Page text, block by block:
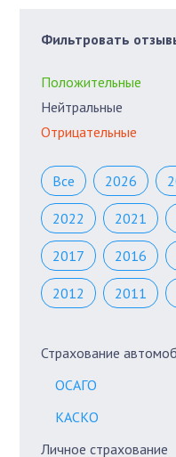
Фильтровать
Положительные
Нейтральные
Отрицательные
Все 2026
2022 2021
2017 2016
2012 2011
Страхование
ОСАГО
КАСКО
Личное страхование